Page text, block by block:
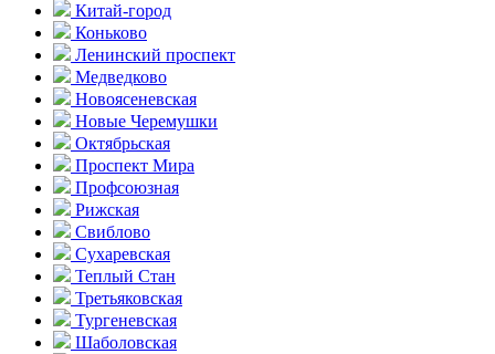
Китай-город
Коньково
Ленинский проспект
Медведково
Новоясе­невская
Новые Черемушки
Октябрьская
Проспект Мира
Профсоюзная
Рижская
Свиблово
Сухаревская
Теплый Стан
Третьяковская
Тургеневская
Шаболовская